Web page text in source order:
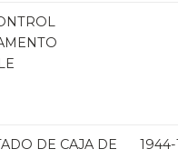
DE CAJA DE